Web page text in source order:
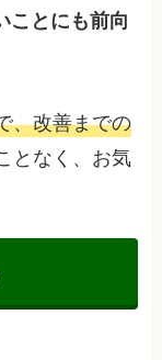
ことにも前向
、改善までの
となく、お気